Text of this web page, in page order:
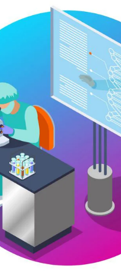
SEGi University Kota
and Science University